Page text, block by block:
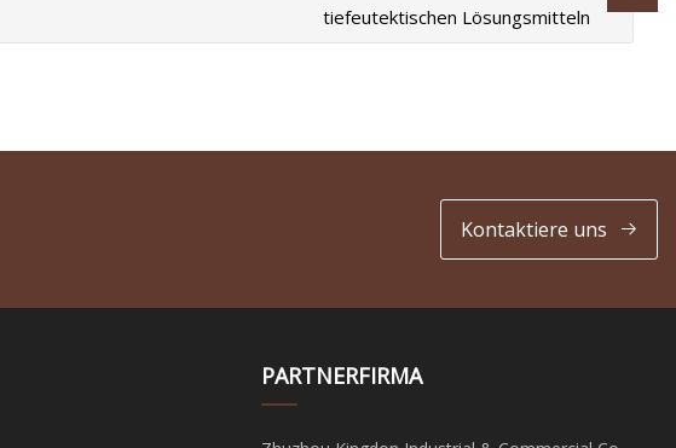
tiefeutektischen Lösungsmitteln
Kontaktiere uns
PARTNERFIRMA